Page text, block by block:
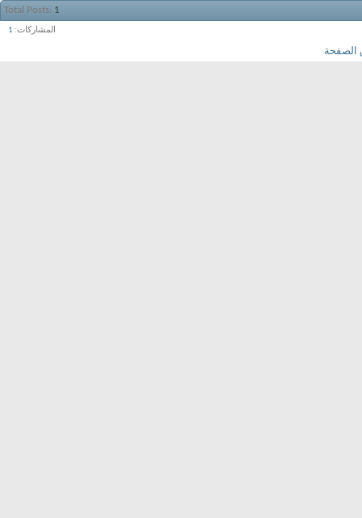
Total Posts 1
المشاركات 1
الصفحة